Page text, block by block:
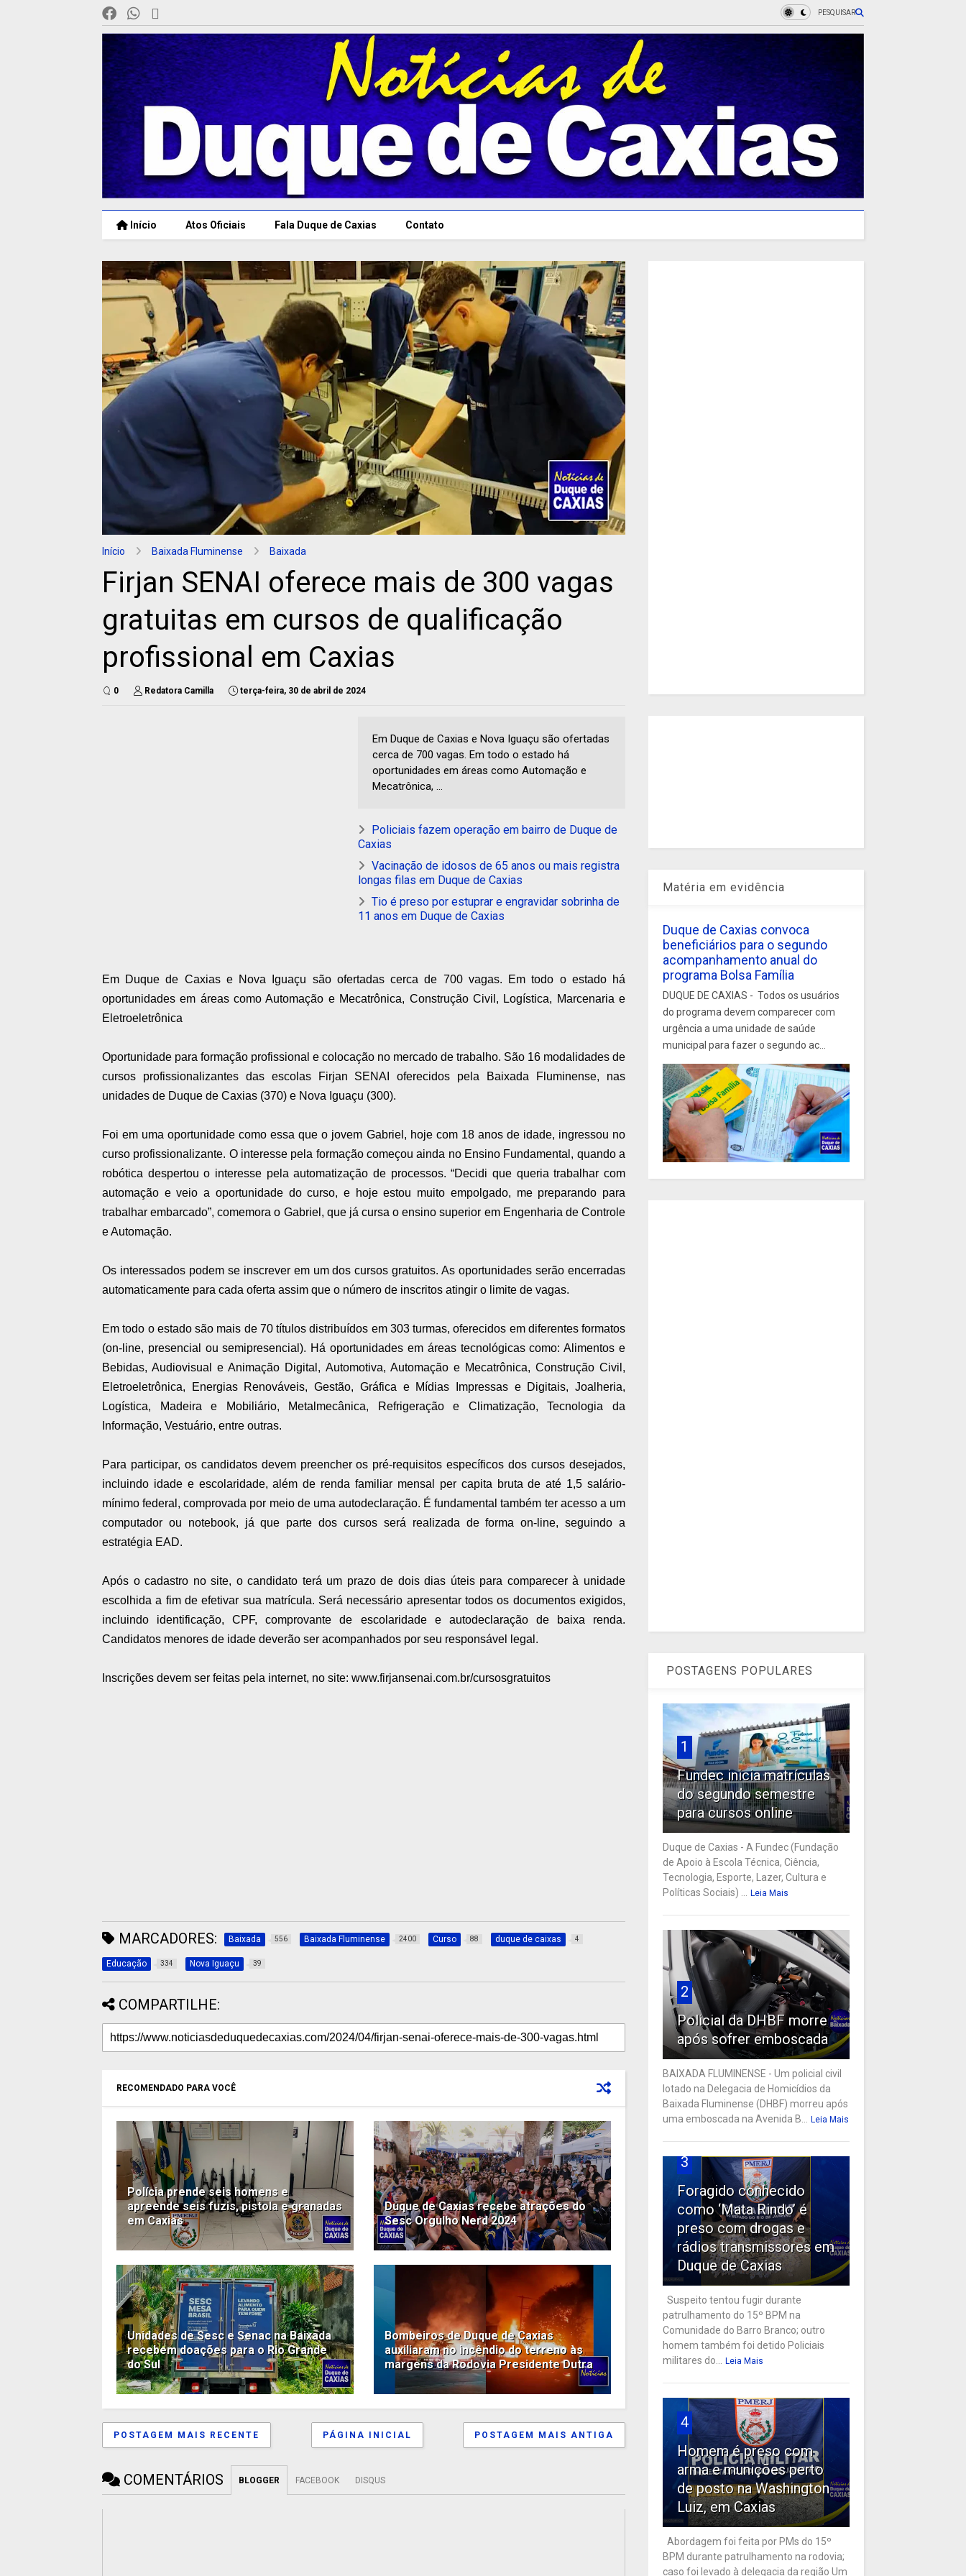
PESQUISAR
Início Atos Oficiais Fala Duque de Caxias Contato
Início Baixada Fluminense Baixada
Firjan SENAI oferece mais de 300 vagas
gratuitas em cursos de qualificação
profissional em Caxias
0 Redatora Camilla terça-feira, 30 de abril de 2024
Em Duque de Caxias e Nova Iguaçu são ofertadas
cerca de 700 vagas. Em todo o estado há
oportunidades em áreas como Automação e
Mecatrônica, ...
Policiais fazem operação em bairro de Duque de
Caxias
Vacinação de idosos de 65 anos ou mais registra
longas filas em Duque de Caxias
Tio é preso por estuprar e engravidar sobrinha de
11 anos em Duque de Caxias
Em Duque de Caxias e Nova Iguaçu são ofertadas cerca de 700 vagas. Em todo o estado há
oportunidades em áreas como Automação e Mecatrônica, Construção Civil, Logística, Marcenaria e
Eletroeletrônica
Oportunidade para formação profissional e colocação no mercado de trabalho. São 16 modalidades de
cursos profissionalizantes das escolas Firjan SENAI oferecidos pela Baixada Fluminense, nas
unidades de Duque de Caxias (370) e Nova Iguaçu (300).
Foi em uma oportunidade como essa que o jovem Gabriel, hoje com 18 anos de idade, ingressou no
curso profissionalizante. O interesse pela formação começou ainda no Ensino Fundamental, quando a
robótica despertou o interesse pela automatização de processos. “Decidi que queria trabalhar com
automação e veio a oportunidade do curso, e hoje estou muito empolgado, me preparando para
trabalhar embarcado”, comemora o Gabriel, que já cursa o ensino superior em Engenharia de Controle
e Automação.
Os interessados podem se inscrever em um dos cursos gratuitos. As oportunidades serão encerradas
automaticamente para cada oferta assim que o número de inscritos atingir o limite de vagas.
Em todo o estado são mais de 70 títulos distribuídos em 303 turmas, oferecidos em diferentes formatos
(on-line, presencial ou semipresencial). Há oportunidades em áreas tecnológicas como: Alimentos e
Bebidas, Audiovisual e Animação Digital, Automotiva, Automação e Mecatrônica, Construção Civil,
Eletroeletrônica, Energias Renováveis, Gestão, Gráfica e Mídias Impressas e Digitais, Joalheria,
Logística, Madeira e Mobiliário, Metalmecânica, Refrigeração e Climatização, Tecnologia da
Informação, Vestuário, entre outras.
Para participar, os candidatos devem preencher os pré-requisitos específicos dos cursos desejados,
incluindo idade e escolaridade, além de renda familiar mensal per capita bruta de até 1,5 salário-
mínimo federal, comprovada por meio de uma autodeclaração. É fundamental também ter acesso a um
computador ou notebook, já que parte dos cursos será realizada de forma on-line, seguindo a
estratégia EAD.
Após o cadastro no site, o candidato terá um prazo de dois dias úteis para comparecer à unidade
escolhida a fim de efetivar sua matrícula. Será necessário apresentar todos os documentos exigidos,
incluindo identificação, CPF, comprovante de escolaridade e autodeclaração de baixa renda.
Candidatos menores de idade deverão ser acompanhados por seu responsável legal.
Inscrições devem ser feitas pela internet, no site: www.firjansenai.com.br/cursosgratuitos
MARCADORES: Baixada 556 Baixada Fluminense 2400 Curso 88 duque de caixas 4
Educação 334 Nova Iguaçu 39
COMPARTILHE:
RECOMENDADO PARA VOCÊ
Polícia prende seis homens e
apreende seis fuzis, pistola e granadas
em Caxias
Duque de Caxias recebe atrações do
Sesc Orgulho Nerd 2024
Unidades de Sesc e Senac na Baixada
recebem doações para o Rio Grande
do Sul
Bombeiros de Duque de Caxias
auxiliaram no incêndio do terreno às
margens da Rodovia Presidente Dutra
POSTAGEM MAIS RECENTE POSTAGEM MAIS ANTIGA
PÁGINA INICIAL
COMENTÁRIOS BLOGGER FACEBOOK DISQUS
Matéria em evidência
Duque de Caxias convoca
beneficiários para o segundo
acompanhamento anual do
programa Bolsa Família
DUQUE DE CAXIAS - Todos os usuários
do programa devem comparecer com
urgência a uma unidade de saúde
municipal para fazer o segundo ac...
POSTAGENS POPULARES
1
Fundec inicia matrículas
do segundo semestre
para cursos online
Duque de Caxias - A Fundec (Fundação
de Apoio à Escola Técnica, Ciência,
Tecnologia, Esporte, Lazer, Cultura e
Políticas Sociais) ...
Leia Mais
2
Policial da DHBF morre
após sofrer emboscada
BAIXADA FLUMINENSE - Um policial civil
lotado na Delegacia de Homicídios da
Baixada Fluminense (DHBF) morreu após
uma emboscada na Avenida B...
Leia Mais
3
Foragido conhecido
como ‘Mata Rindo’ é
preso com drogas e
rádios transmissores em
Duque de Caxias
Suspeito tentou fugir durante
patrulhamento do 15º BPM na
Comunidade do Barro Branco; outro
homem também foi detido Policiais
militares do...
Leia Mais
4
Homem é preso com
arma e munições perto
de posto na Washington
Luiz, em Caxias
Abordagem foi feita por PMs do 15º
BPM durante patrulhamento na rodovia;
caso foi levado à delegacia da região Um